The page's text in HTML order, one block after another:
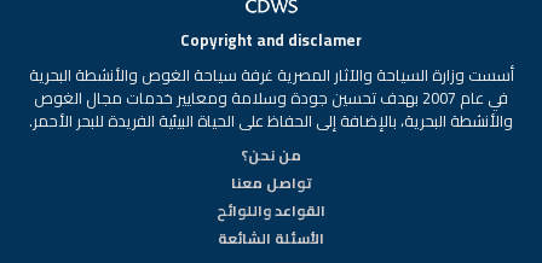
Copyright and disclamer
أسست وزارة السياحة والآثار المصرية غرفة سياحة الغوص والأنشطة البحرية
في عام 2007 بهدف تحسين جودة وسلامة ومعايير خدمات مجال الغوص
والأنشطة البحرية، بالإضافة إلى الحفاظ على الحياة البيئية الفريدة للبحر الأحمر.
من نحن؟
تواصل معنا
القواعد واللوائح
الأسئلة الشائعة